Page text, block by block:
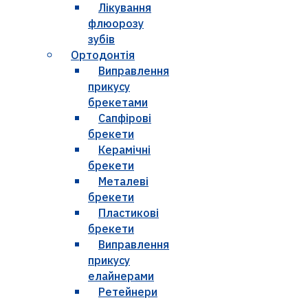
Лікування
флюорозу
зубів
Ортодонтія
Виправлення
прикусу
брекетами
Сапфірові
брекети
Керамічні
брекети
Металеві
брекети
Пластикові
брекети
Виправлення
прикусу
елайнерами
Ретейнери